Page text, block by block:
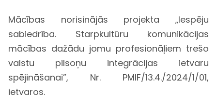
Mācības norisinājās projekta „Iespēju
sabiedrība. Starpkultūru komunikācijas
mācības dažādu jomu profesionāļiem trešo
valstu pilsoņu integrācijas ietvaru
spējināšanai”, Nr. PMIF/13.4./2024/1/01,
ietvaros.